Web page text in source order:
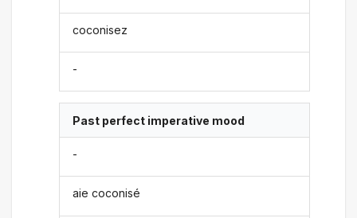
coconisez
-
Past perfect imperative mood
-
aie coconisé